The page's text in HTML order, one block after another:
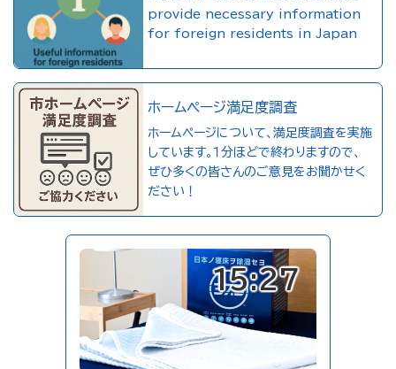
provide necessary information
for foreign residents in Japan
ホームページ満足度調査
ホームページについて、満足度調査を実施
しています。１分ほどで終わりますので、
ぜひ多くの皆さんのご意見をお聞かせく
ださい！
15:27